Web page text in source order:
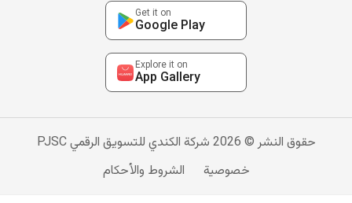
Get it on
Google Play
Explore it on
App Gallery
حقوق النشر © 2026 شركة الكندي للتسويق الرقمي PJSC
خصوصية
الشروط والأحكام